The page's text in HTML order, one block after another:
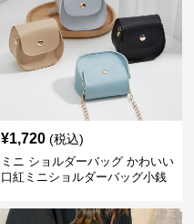
¥1,720 (税込)
ミニ ショルダーバッグ かわいい
口紅ミニショルダーバッグ小銭